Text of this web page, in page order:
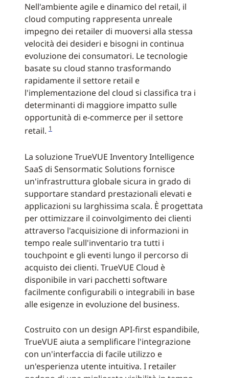
Nell'ambiente agile e dinamico del retail, il
cloud computing rappresenta unreale
impegno dei retailer di muoversi alla stessa
velocità dei desideri e bisogni in continua
evoluzione dei consumatori. Le tecnologie
basate su cloud stanno trasformando
rapidamente il settore retail e
l'implementazione del cloud si classifica tra i
determinanti di maggiore impatto sulle
opportunità di e-commerce per il settore
retail. 1
La soluzione TrueVUE Inventory Intelligence
SaaS di Sensormatic Solutions fornisce
un'infrastruttura globale sicura in grado di
supportare standard prestazionali elevati e
applicazioni su larghissima scala. È progettata
per ottimizzare il coinvolgimento dei clienti
attraverso l'acquisizione di informazioni in
tempo reale sull'inventario tra tutti i
touchpoint e gli eventi lungo il percorso di
acquisto dei clienti. TrueVUE Cloud è
disponibile in vari pacchetti software
facilmente configurabili o integrabili in base
alle esigenze in evoluzione del business.
Costruito con un design API-first espandibile,
TrueVUE aiuta a semplificare l'integrazione
con un'interfaccia di facile utilizzo e
un'esperienza utente intuitiva. I retailer